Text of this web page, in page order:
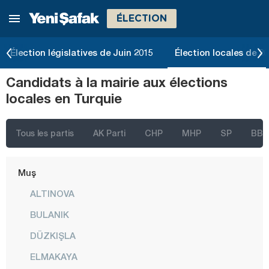
ÉLECTION
Élection législatives de Juin 2015 Élection locales de
Candidats à la mairie aux élections
locales en Turquie
Tous les partis AK Parti CHP MHP SP BBP
Konya
Manisa
Mardin
Muğla
Muş
ALTINOVA
BULANIK
DÜZKIŞLA
ELMAKAYA